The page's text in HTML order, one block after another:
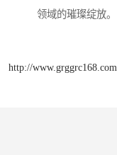
领域的璀璨绽放。
http://www.grggrc168.com